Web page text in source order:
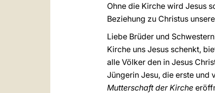
Ohne die Kirche wird Jesus
Beziehung zu Christus
Liebe Brüder und
Kirche uns Jesus schenkt,
alle Völker den in Jesus
Jüngerin Jesu, die erste und
Mutterschaft der Kirche